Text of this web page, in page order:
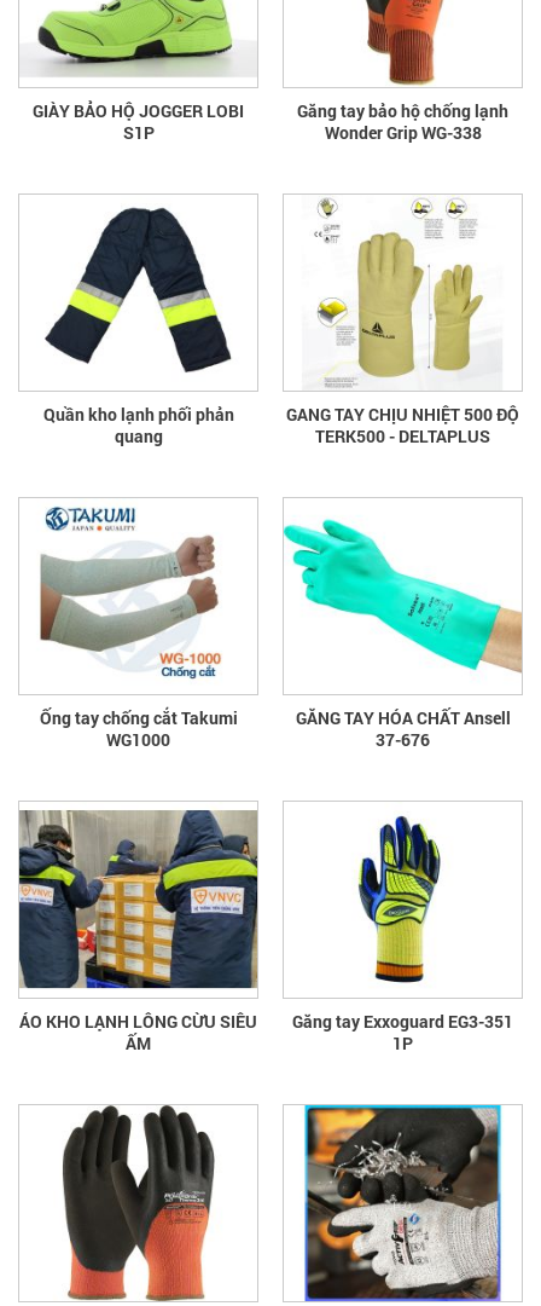
GIÀY BẢO HỘ JOGGER LOBI
S1P
Găng tay bảo hộ chống lạnh
Wonder Grip WG-338
Quần kho lạnh phối phản
quang
GANG TAY CHỊU NHIỆT 500 ĐỘ
TERK500 - DELTAPLUS
Ống tay chống cắt Takumi
WG1000
GĂNG TAY HÓA CHẤT Ansell
37-676
ÁO KHO LẠNH LÔNG CỪU SIÊU
ẤM
Găng tay Exxoguard EG3-351
1P